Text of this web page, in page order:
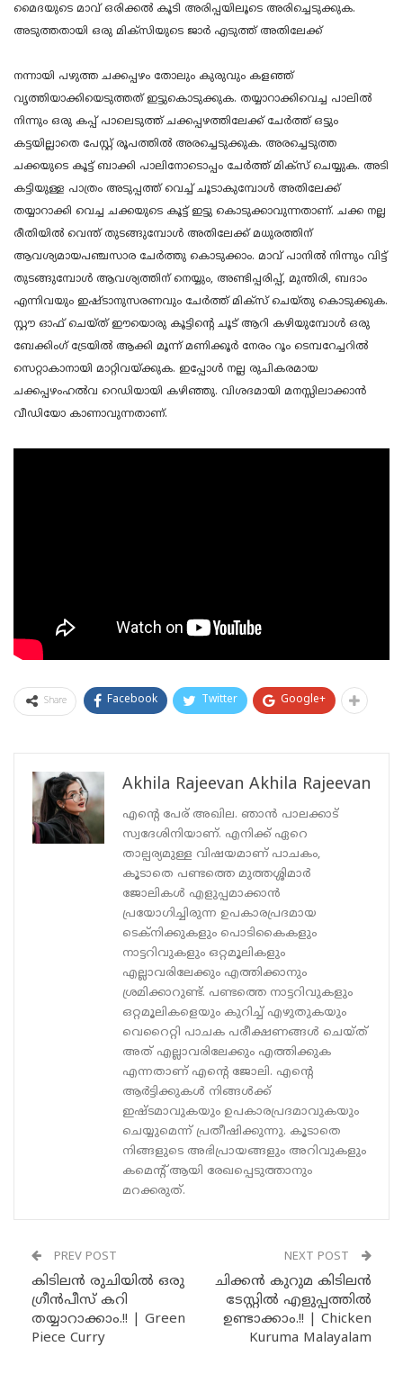
മൈദയുടെ മാവ് ഒരിക്കൽ കൂടി അരിപ്പയിലൂടെ അരിച്ചെടുക്കുക.
അടുത്തതായി ഒരു മിക്സിയുടെ ജാർ എടുത്ത് അതിലേക്ക്
നന്നായി പഴുത്ത ചക്കപ്പഴം തോലും കുരുവും കളഞ്ഞ്
വൃത്തിയാക്കിയെടുത്തത് ഇട്ടുകൊടുക്കുക. തയ്യാറാക്കിവെച്ച പാലിൽ
നിന്നും ഒരു കപ്പ് പാലെടുത്ത് ചക്കപ്പഴത്തിലേക്ക് ചേർത്ത് ഒട്ടും
കട്ടയില്ലാതെ പേസ്റ്റ് രൂപത്തിൽ അരച്ചെടുക്കുക. അരച്ചെടുത്ത
ചക്കയുടെ കൂട്ട് ബാക്കി പാലിനോടൊപ്പം ചേർത്ത് മിക്സ് ചെയ്യുക. അടി
കട്ടിയുള്ള പാത്രം അടുപ്പത്ത് വെച്ച് ചൂടാകുമ്പോൾ അതിലേക്ക്
തയ്യാറാക്കി വെച്ച ചക്കയുടെ കൂട്ട് ഇട്ടു കൊടുക്കാവുന്നതാണ്. ചക്ക നല്ല
രീതിയിൽ വെന്ത് തുടങ്ങുമ്പോൾ അതിലേക്ക് മധുരത്തിന്
ആവശ്യമായപഞ്ചസാര ചേർത്തു കൊടുക്കാം. മാവ് പാനിൽ നിന്നും വിട്ട്
തുടങ്ങുമ്പോൾ ആവശ്യത്തിന് നെയ്യും, അണ്ടിപ്പരിപ്പ്, മുന്തിരി, ബദാം
എന്നിവയും ഇഷ്ടാനുസരണവും ചേർത്ത് മിക്സ് ചെയ്തു കൊടുക്കുക.
സ്റ്റൗ ഓഫ് ചെയ്ത് ഈയൊരു കൂട്ടിന്റെ ചൂട് ആറി കഴിയുമ്പോൾ ഒരു
ബേക്കിംഗ് ട്രേയിൽ ആക്കി മൂന്ന് മണിക്കൂർ നേരം റൂം ടെമ്പറേച്ചറിൽ
സെറ്റാകാനായി മാറ്റിവയ്ക്കുക. ഇപ്പോൾ നല്ല രുചികരമായ
ചക്കപ്പഴംഹൽവ റെഡിയായി കഴിഞ്ഞു. വിശദമായി മനസ്സിലാക്കാൻ
വീഡിയോ കാണാവുന്നതാണ്.
Share Facebook Twitter Google+
Akhila Rajeevan Akhila Rajeevan
എന്റെ പേര് അഖില. ഞാൻ പാലക്കാട്
സ്വദേശിനിയാണ്. എനിക്ക് ഏറെ
താല്പര്യമുള്ള വിഷയമാണ് പാചകം,
കൂടാതെ പണ്ടത്തെ മുത്തശ്ശിമാർ
ജോലികൾ എളുപ്പമാക്കാൻ
പ്രയോഗിച്ചിരുന്ന ഉപകാരപ്രദമായ
ടെക്‌നിക്കുകളും പൊടികൈകളും
നാട്ടറിവുകളും ഒറ്റമൂലികളും
എല്ലാവരിലേക്കും എത്തിക്കാനും
ശ്രമിക്കാറുണ്ട്. പണ്ടത്തെ നാട്ടറിവുകളും
ഒറ്റമൂലികളെയും കുറിച്ച് എഴുതുകയും
വെറൈറ്റി പാചക പരീക്ഷണങ്ങൾ ചെയ്‌ത്‌
അത് എല്ലാവരിലേക്കും എത്തിക്കുക
എന്നതാണ് എന്റെ ജോലി. എന്റെ
ആർട്ടിക്കുകൾ നിങ്ങൾക്ക്
ഇഷ്ടമാവുകയും ഉപകാരപ്രദമാവുകയും
ചെയ്യുമെന്ന് പ്രതീഷിക്കുന്നു. കൂടാതെ
നിങ്ങളുടെ അഭിപ്രായങ്ങളും അറിവുകളും
കമെന്റ് ആയി രേഖപ്പെടുത്താനും
മറക്കരുത്.
PREV POST
കിടിലൻ രുചിയിൽ ഒരു
ഗ്രീൻപീസ് കറി
തയ്യാറാക്കാം.!! | Green
Piece Curry
NEXT POST
ചിക്കൻ കുറുമ കിടിലൻ
ടേസ്റ്റിൽ എളുപ്പത്തിൽ
ഉണ്ടാക്കാം.!! | Chicken
Kuruma Malayalam